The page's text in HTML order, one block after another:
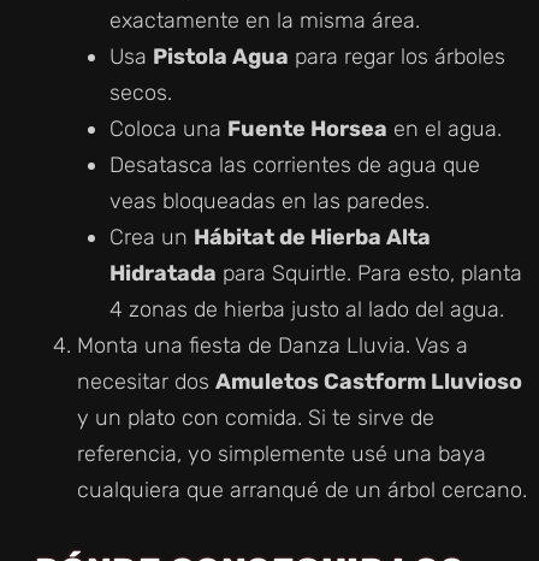
exactamente en la misma área.
Usa Pistola Agua para regar los árboles
secos.
Coloca una Fuente Horsea en el agua.
Desatasca las corrientes de agua que
veas bloqueadas en las paredes.
Crea un Hábitat de Hierba Alta
Hidratada para Squirtle. Para esto, planta
4 zonas de hierba justo al lado del agua.
Monta una fiesta de Danza Lluvia. Vas a
necesitar dos Amuletos Castform Lluvioso
y un plato con comida. Si te sirve de
referencia, yo simplemente usé una baya
cualquiera que arranqué de un árbol cercano.